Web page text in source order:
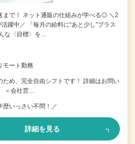
まで！ ネット通販の仕組みが学べる◎ ＼2
躍中／ 「毎月の給料に“あと少し”プラス
な〈目標〉を…
ート勤務
ため、完全自由シフトです！ 詳細はお問い
＜会社営…
歴いっさい不問！／
詳細を見る